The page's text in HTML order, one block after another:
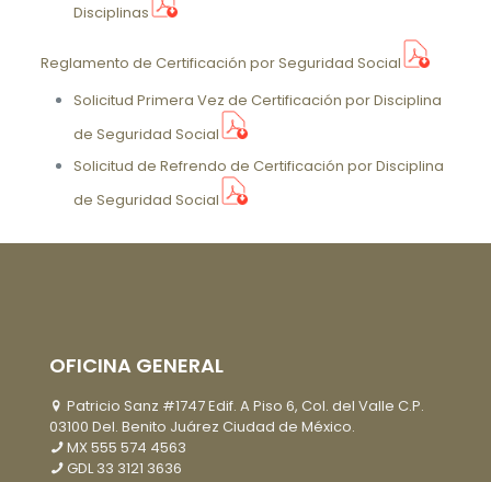
Disciplinas
Reglamento de Certificación por Seguridad Social
Solicitud Primera Vez de Certificación por Disciplina
de Seguridad Social
Solicitud de Refrendo de Certificación por Disciplina
de Seguridad Social
OFICINA GENERAL
Patricio Sanz #1747 Edif. A Piso 6, Col. del Valle C.P.
03100 Del. Benito Juárez Ciudad de México.
MX555 574 4563
GDL33 3121 3636